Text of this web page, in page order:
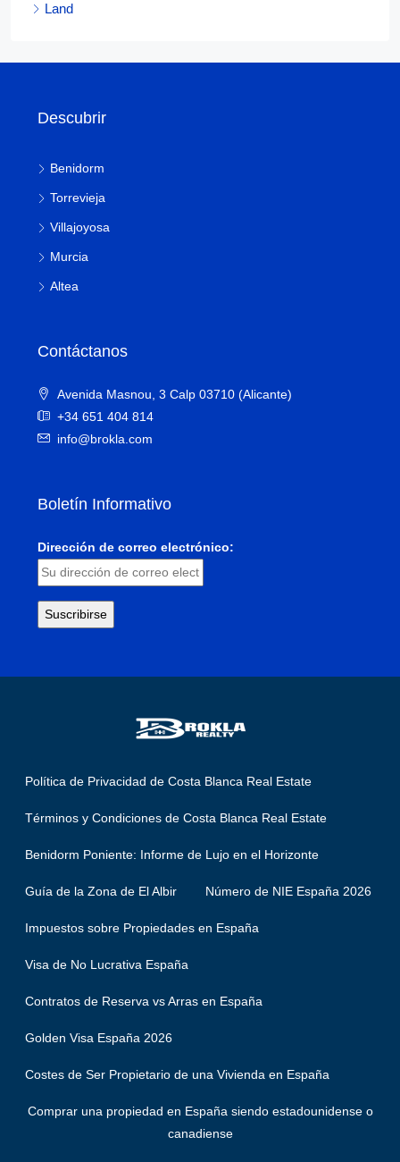
Land
Descubrir
Benidorm
Torrevieja
Villajoyosa
Murcia
Altea
Contáctanos
Avenida Masnou, 3 Calp 03710 (Alicante)
+34 651 404 814
info@brokla.com
Boletín Informativo
Dirección de correo electrónico:
Política de Privacidad de Costa Blanca Real Estate
Términos y Condiciones de Costa Blanca Real Estate
Benidorm Poniente: Informe de Lujo en el Horizonte
Guía de la Zona de El Albir Número de NIE España 2026
Impuestos sobre Propiedades en España
Visa de No Lucrativa España
Contratos de Reserva vs Arras en España
Golden Visa España 2026
Costes de Ser Propietario de una Vivienda en España
Comprar una propiedad en España siendo estadounidense o
canadiense